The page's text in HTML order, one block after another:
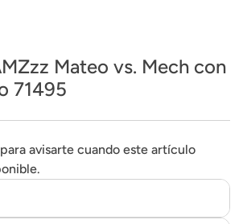
Mateo vs. Mech con
71495
avisarte cuando este artículo